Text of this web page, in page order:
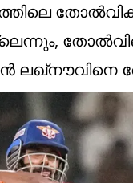
ലഖ്‌നൗവിനെ